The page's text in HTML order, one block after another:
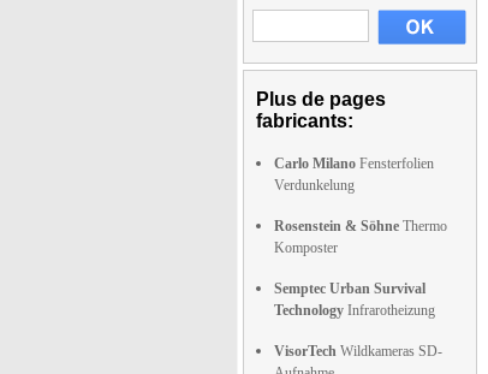
Plus de pages
fabricants:
Carlo Milano Fensterfolien
Verdunkelung
Rosenstein & Söhne Thermo
Komposter
Semptec Urban Survival
Technology Infrarotheizung
VisorTech Wildkameras SD-